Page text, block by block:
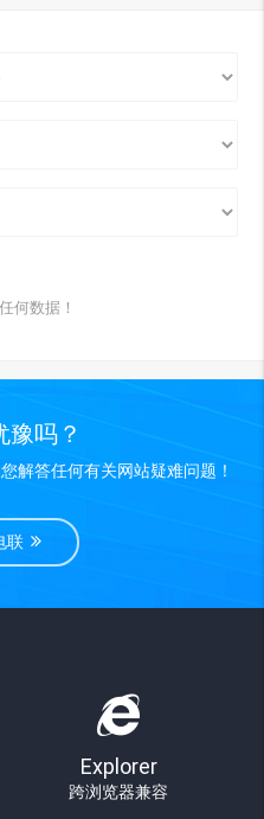
何数据！
豫吗？
解答任何有关网站疑难问题！
联
Explorer
跨浏览器兼容